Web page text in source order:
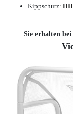
Kippschutz:
Sie erhalten